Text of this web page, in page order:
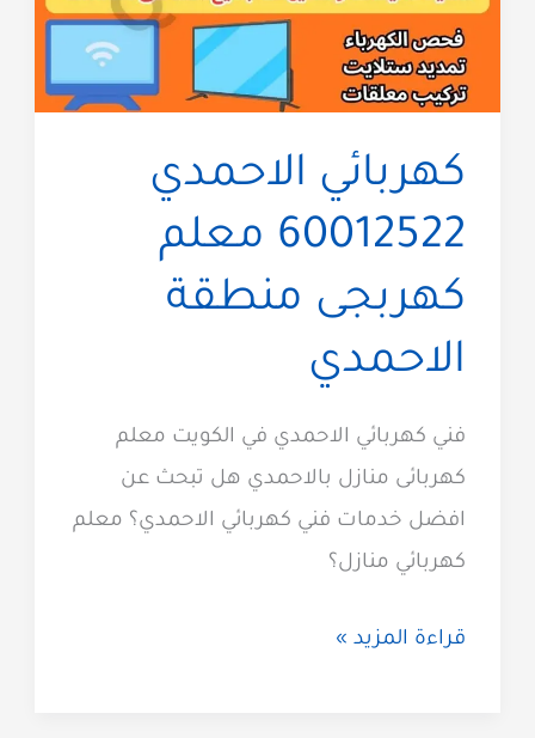
كهربائي الاحمدي
60012522 معلم
كهربجى منطقة
الاحمدي
فني كهربائي الاحمدي في الكويت معلم
كهربائى منازل بالاحمدي هل تبحث عن
افضل خدمات فني كهربائي الاحمدي؟ معلم
كهربائي منازل؟
كهربائي
قراءة المزيد »